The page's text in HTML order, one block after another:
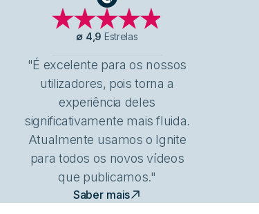
G2
∅ 4,9 Estrelas
"É excelente para os nossos
utilizadores, pois torna a
experiência deles
significativamente mais fluida.
Atualmente usamos o Ignite
para todos os novos vídeos
que publicamos."
Saber mais